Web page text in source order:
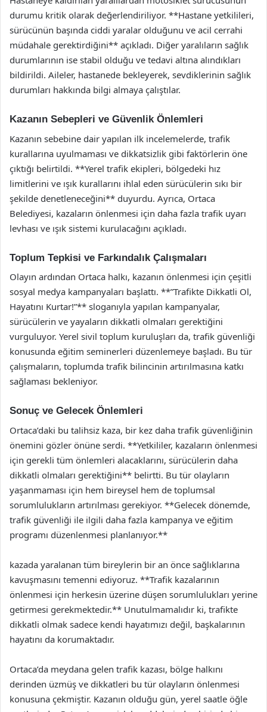
durumu kritik olarak değerlendiriliyor. **Hastane yetkilileri,
sürücünün başında ciddi yaralar olduğunu ve acil cerrahi
müdahale gerektirdiğini** açıkladı. Diğer yaralıların sağlık
durumlarının ise stabil olduğu ve tedavi altına alındıkları
bildirildi. Aileler, hastanede bekleyerek, sevdiklerinin sağlık
durumları hakkında bilgi almaya çalıştılar.
Kazanın Sebepleri ve Güvenlik Önlemleri
Kazanın sebebine dair yapılan ilk incelemelerde, trafik
kurallarına uyulmaması ve dikkatsizlik gibi faktörlerin öne
çıktığı belirtildi. **Yerel trafik ekipleri, bölgedeki hız
limitlerini ve ışık kurallarını ihlal eden sürücülerin sıkı bir
şekilde denetleneceğini** duyurdu. Ayrıca, Ortaca
Belediyesi, kazaların önlenmesi için daha fazla trafik uyarı
levhası ve ışık sistemi kurulacağını açıkladı.
Toplum Tepkisi ve Farkındalık Çalışmaları
Olayın ardından Ortaca halkı, kazanın önlenmesi için çeşitli
sosyal medya kampanyaları başlattı. **”Trafikte Dikkatli Ol,
Hayatını Kurtar!”** sloganıyla yapılan kampanyalar,
sürücülerin ve yayaların dikkatli olmaları gerektiğini
vurguluyor. Yerel sivil toplum kuruluşları da, trafik güvenliği
konusunda eğitim seminerleri düzenlemeye başladı. Bu tür
çalışmaların, toplumda trafik bilincinin artırılmasına katkı
sağlaması bekleniyor.
Sonuç ve Gelecek Önlemleri
Ortaca’daki bu talihsiz kaza, bir kez daha trafik güvenliğinin
önemini gözler önüne serdi. **Yetkililer, kazaların önlenmesi
için gerekli tüm önlemleri alacaklarını, sürücülerin daha
dikkatli olmaları gerektiğini** belirtti. Bu tür olayların
yaşanmaması için hem bireysel hem de toplumsal
sorumlulukların artırılması gerekiyor. **Gelecek dönemde,
trafik güvenliği ile ilgili daha fazla kampanya ve eğitim
programı düzenlenmesi planlanıyor.**
kazada yaralanan tüm bireylerin bir an önce sağlıklarına
kavuşmasını temenni ediyoruz. **Trafik kazalarının
önlenmesi için herkesin üzerine düşen sorumlulukları yerine
getirmesi gerekmektedir.** Unutulmamalıdır ki, trafikte
dikkatli olmak sadece kendi hayatımızı değil, başkalarının
hayatını da korumaktadır.
Ortaca’da meydana gelen trafik kazası, bölge halkını
derinden üzmüş ve dikkatleri bu tür olayların önlenmesi
konusuna çekmiştir. Kazanın olduğu gün, yerel saatle öğle